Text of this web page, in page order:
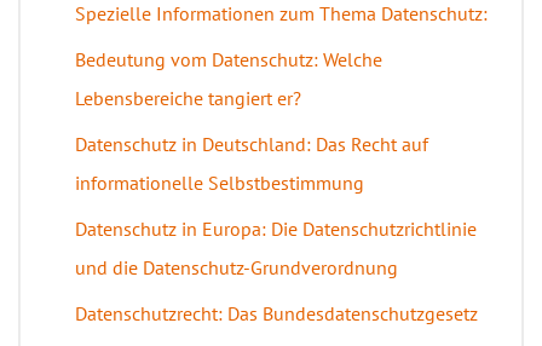
Spezielle Informationen zum Thema Datenschutz:
Bedeutung vom Datenschutz: Welche
Lebensbereiche tangiert er?
Datenschutz in Deutschland: Das Recht auf
informationelle Selbstbestimmung
Datenschutz in Europa: Die Datenschutzrichtlinie
und die Datenschutz-Grundverordnung
Datenschutzrecht: Das Bundesdatenschutzgesetz